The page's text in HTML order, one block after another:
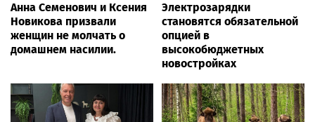
Анна Семенович и Ксения
Новикова призвали
женщин не молчать о
домашнем насилии.
Электрозарядки
становятся обязательной
опцией в
высокобюджетных
новостройках